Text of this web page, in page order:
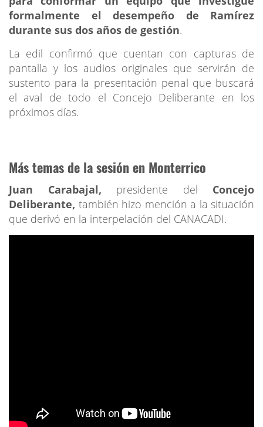
formalmente el desempeño de Ramírez
durante sus dos años de gestión.
La edil confirmó que cuentan con capturas de
pantalla y los audios originales que servirán de
sustento para la presentación penal que buscará
el aval de todo el Concejo Deliberante en los
próximos días.
Más temas de la sesión en Monterrico
Juan Carabajal, presidente del Concejo
Deliberante, también hizo mención a la situación
que derivó en la interpelación del CANACADI.